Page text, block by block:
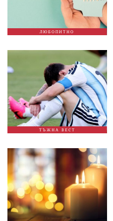
ЛЮБОПИТНО
ТЪЖНА ВЕСТ